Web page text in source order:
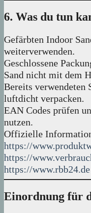
6. Was du tun
Gefärbten Indoor
weiterverwenden.
Geschlossene
Sand nicht mit dem
Bereits verwendeten
luftdicht verpacken.
EAN Codes prüfen
nutzen.
Offizielle
https://
https://
https://www.rbb24.de
Einordnung für